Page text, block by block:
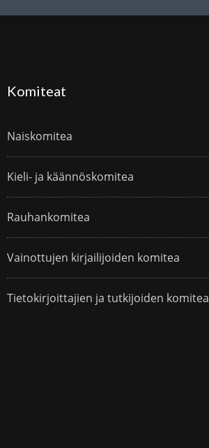
Komiteat
Naiskomitea
Kieli- ja käännöskomitea
Rauhankomitea
Vainottujen kirjailijoiden komitea
Tietokirjoittajien ja tutkijoiden komitea